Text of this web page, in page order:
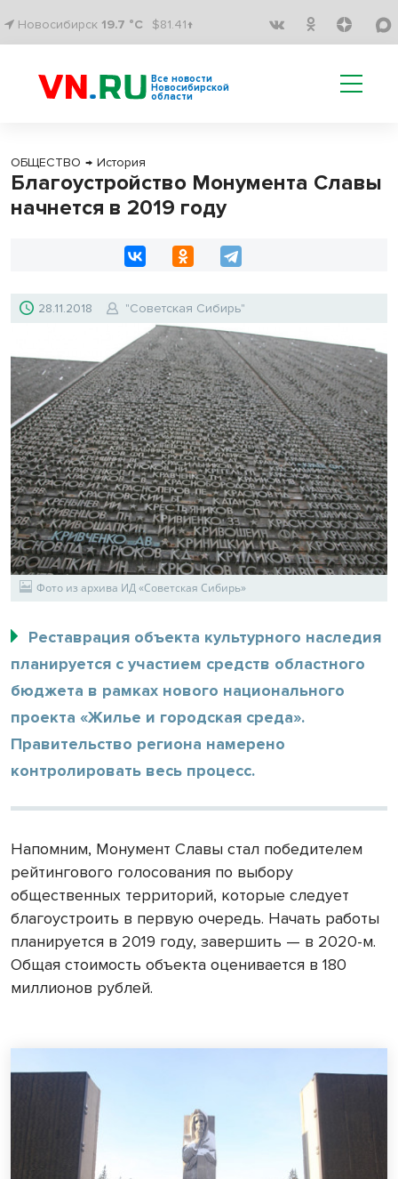
Новосибирск 19.7 °C $81.41↑
Все новости
Новосибирской
области
ОБЩЕСТВО → История
Благоустройство Монумента Славы
начнется в 2019 году
28.11.2018 "Советская Сибирь"
Фото из архива ИД «Советская Сибирь»
Реставрация объекта культурного наследия
планируется с участием средств областного
бюджета в рамках нового национального
проекта «Жилье и городская среда».
Правительство региона намерено
контролировать весь процесс.
Напомним, Монумент Славы стал победителем
рейтингового голосования по выбору
общественных территорий, которые следует
благоустроить в первую очередь. Начать работы
планируется в 2019 году, завершить — в 2020-м.
Общая стоимость объекта оценивается в 180
миллионов рублей.